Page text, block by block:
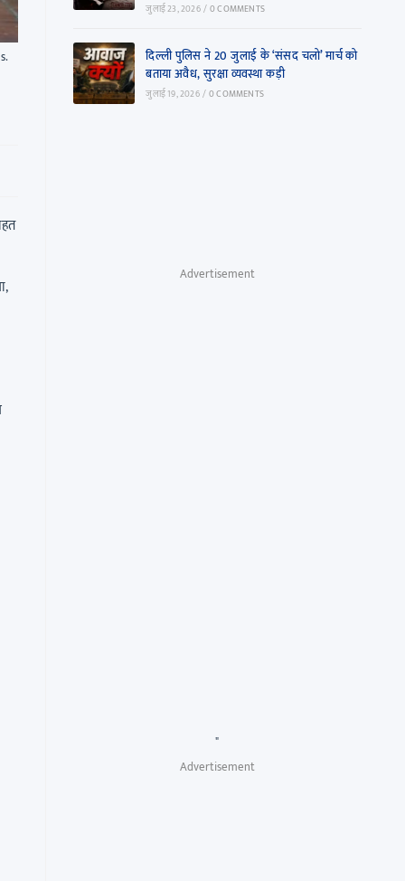
जुलाई 23, 2026 /0 COMMENTS
दिल्ली पुलिस ने 20 जुलाई के ‘संसद चलो’ मार्च को
बताया अवैध, सुरक्षा व्यवस्था कड़ी
जुलाई 19, 2026 /0 COMMENTS
Advertisement
"
Advertisement